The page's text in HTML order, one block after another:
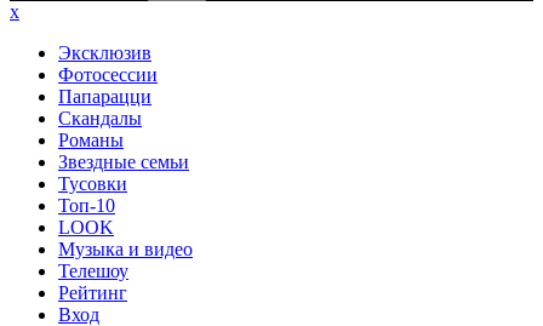
x
Эксклюзив
Фотосессии
Папарацци
Скандалы
Романы
Звездные семьи
Тусовки
Топ-10
LOOK
Музыка и видео
Телешоу
Рейтинг
Вход